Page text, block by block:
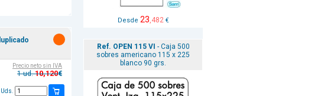
Precio neto sin IVA
1 ud.10,120€
Uds.
Desde 23,482€
Ref. OPEN 115 VI - Caja 500
sobres americano 115 x 225
blanco 90 grs.